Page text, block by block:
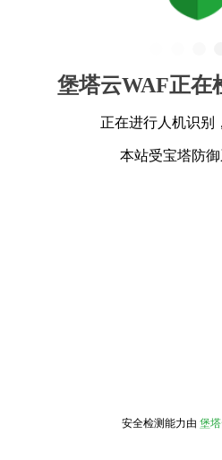
堡塔云WAF正在
正在进行人机识别
本站受宝塔防
安全检测能力由 堡